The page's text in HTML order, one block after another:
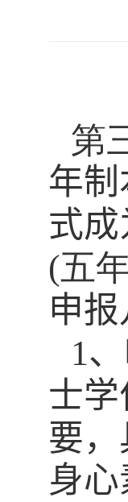
第
年
式
(五
申
1、
士
要
身